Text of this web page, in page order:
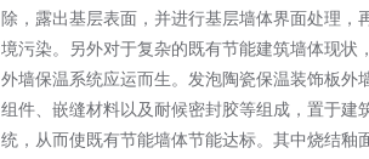
除，露出基层表面，并进行基层墙体界面处理
境污染。另外对于复杂的既有节能建筑墙体现
外墙保温系统应运而生。发泡陶瓷保温装饰板
组件、嵌缝材料以及耐候密封胶等组成，置于
统，从而使既有节能墙体节能达标。其中烧结